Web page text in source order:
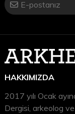
HAKKIMIZDA
2017 yılı Ocak
Dergisi, arkeolog